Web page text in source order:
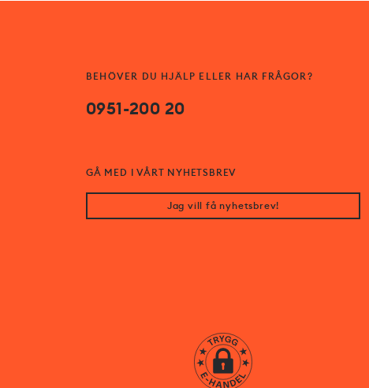
BEHÖVER DU HJÄLP ELLER HAR FRÅGOR?
0951-200 20
GÅ MED I VÅRT NYHETSBREV
Jag vill få nyhetsbrev!